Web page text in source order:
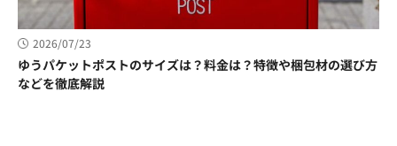
2026/07/23
ゆうパケットポストのサイズは？料金は？特徴や梱包材の選び方
などを徹底解説